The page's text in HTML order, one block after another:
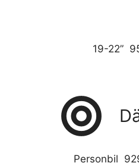
19-22”
Personbil